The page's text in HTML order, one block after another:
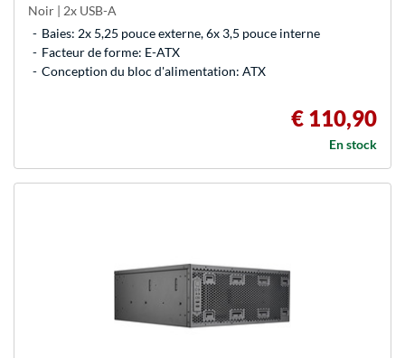
Noir | 2x USB-A
Baies: 2x 5,25 pouce externe, 6x 3,5 pouce interne
Facteur de forme: E-ATX
Conception du bloc d'alimentation: ATX
€ 110,90
En stock